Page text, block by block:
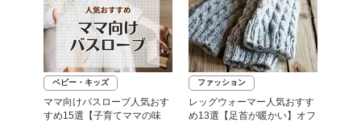
ベビー・キッズ
ママ向けバスローブ人気おす
すめ15選【子育てママの味
ファッション
レッグウォーマー人気おすす
め13選【足首が暖かい】オフ